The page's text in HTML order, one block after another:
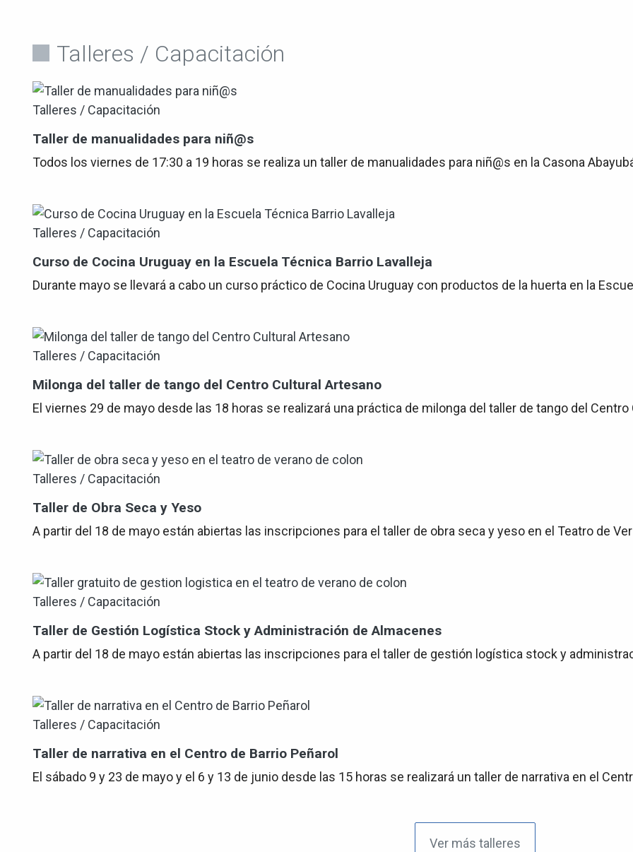
Talleres / Capacitación
Talleres / Capacitación
Taller de manualidades para niñ@s
Todos los viernes de 17:30 a 19 horas se realiza un taller de manualidades para niñ@s en la Casona
Talleres / Capacitación
Curso de Cocina Uruguay en la Escuela Técnica Barrio Lavalleja
Durante mayo se llevará a cabo un curso práctico de Cocina Uruguay con productos de la huerta en la
Talleres / Capacitación
Milonga del taller de tango del Centro Cultural Artesano
El viernes 29 de mayo desde las 18 horas se realizará una práctica de milonga del taller de tango del
Talleres / Capacitación
Taller de Obra Seca y Yeso
A partir del 18 de mayo están abiertas las inscripciones para el taller de obra seca y yeso en el Teatro de
Talleres / Capacitación
Taller de Gestión Logística Stock y Administración de Almacenes
A partir del 18 de mayo están abiertas las inscripciones para el taller de gestión logística stock y
Talleres / Capacitación
Taller de narrativa en el Centro de Barrio Peñarol
El sábado 9 y 23 de mayo y el 6 y 13 de junio desde las 15 horas se realizará un taller de narrativa en el
Ver más talleres